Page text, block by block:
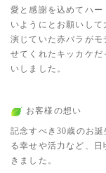
愛と感謝を込めてハ
いようにとお願いし
演じていた赤バラが
せてくれたキッカケ
いしました。
お客様の想い
記念すべき30歳のお
る幸せや活力など、
きました。